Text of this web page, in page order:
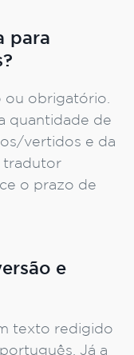
para
ou obrigatório.
quantidade de
vertidos e da
tradutor
o prazo de
e
texto redigido
Já a